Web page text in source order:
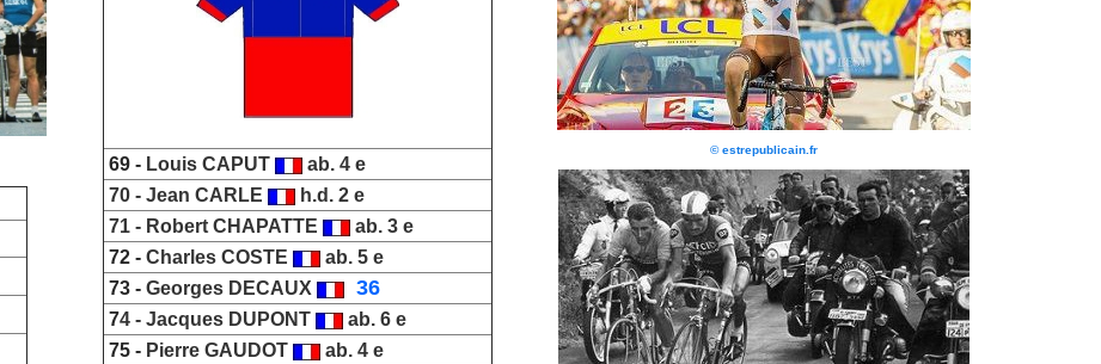
69 - Louis CAPUT
ab. 4 e
70 - Jean CARLE
h.d. 2 e
71 - Robert CHAPATTE
ab. 3 e
72 - Charles COSTE
ab. 5 e
73 - Georges DECAUX 36
74 - Jacques DUPONT
ab. 6 e
75 - Pierre GAUDOT
ab. 4 e
© estrepublicain.fr